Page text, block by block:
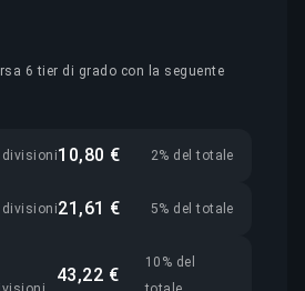
6 tier di grado con la seguente
divisioni10,80 € 2% del totale
divisioni21,61 € 5% del totale
43,22 €
10% del